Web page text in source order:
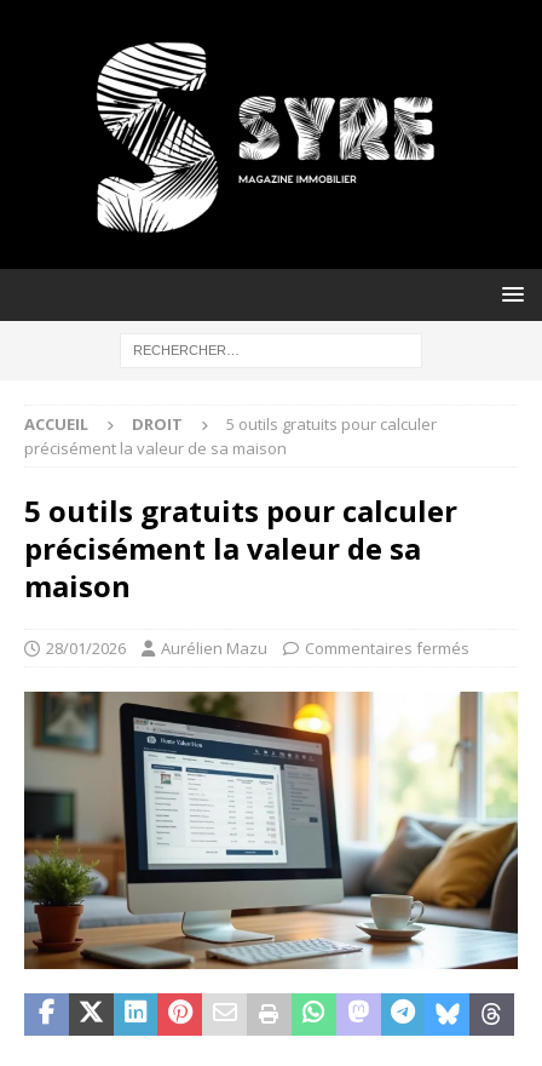
ACCUEIL DROIT
5 outils gratuits pour calculer
précisément la valeur de sa maison
5 outils gratuits pour calculer
précisément la valeur de sa
maison
28/01/2026 Aurélien Mazu Commentaires fermés